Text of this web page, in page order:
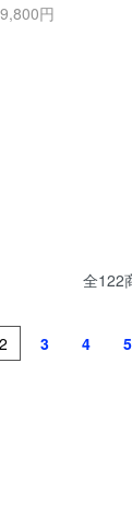
円
全122
2 3 4 5